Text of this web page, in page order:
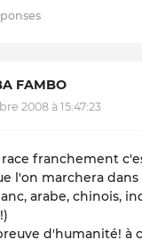
FAMBO
2008 à 15:47:23
franchement
l'on marchera
arabe, chinois,
d'humanité! à